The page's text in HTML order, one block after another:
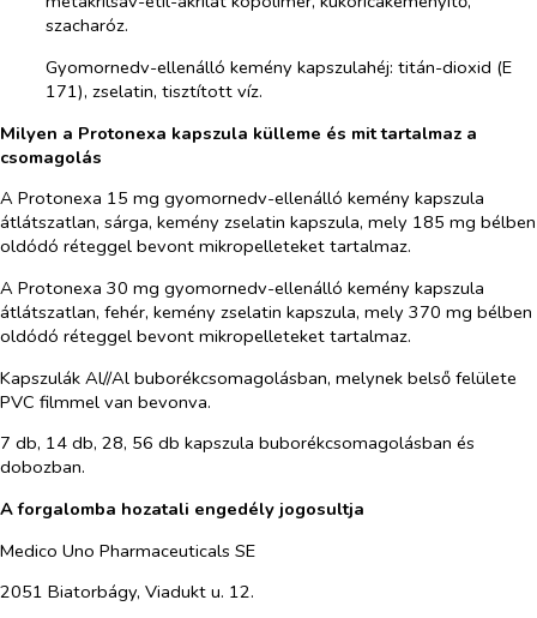
szacharóz.
Gyomornedv-ellenálló kemény kapszulahéj: titán-dioxid (E
171), zselatin, tisztított víz.
Milyen a Protonexa kapszula külleme és mit tartalmaz a
csomagolás
A Protonexa 15 mg gyomornedv-ellenálló kemény kapszula
átlátszatlan, sárga, kemény zselatin kapszula, mely 185 mg bélben
oldódó réteggel bevont mikropelleteket tartalmaz.
A Protonexa 30 mg gyomornedv-ellenálló kemény kapszula
átlátszatlan, fehér, kemény zselatin kapszula, mely 370 mg bélben
oldódó réteggel bevont mikropelleteket tartalmaz.
Kapszulák Al//Al buborékcsomagolásban, melynek belső felülete
PVC filmmel van bevonva.
7 db, 14 db, 28, 56 db kapszula buborékcsomagolásban és
dobozban.
A forgalomba hozatali engedély jogosultja
Medico Uno Pharmaceuticals SE
2051 Biatorbágy, Viadukt u. 12.